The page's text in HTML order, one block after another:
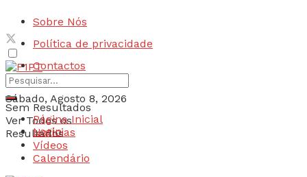
Sobre Nós
Política de privacidade
Contactos
Sábado, Agosto 8, 2026
Login
Sem Resultados
Ver Todos os
Resultados
Página Inicial
Notícias
Vídeos
Calendário